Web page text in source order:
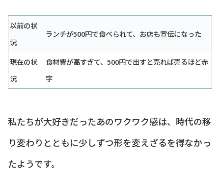
以前の状
況
ランチが500円で食べられて、お店も宣伝になった
現在の状
況
食材費が高すぎて、500円で出すと売れば売るほど赤
字
私たちが大好きだったあのワクワク感は、時代の移
り変わりとともに少しずつ形を変えざるを得なかっ
たようです。